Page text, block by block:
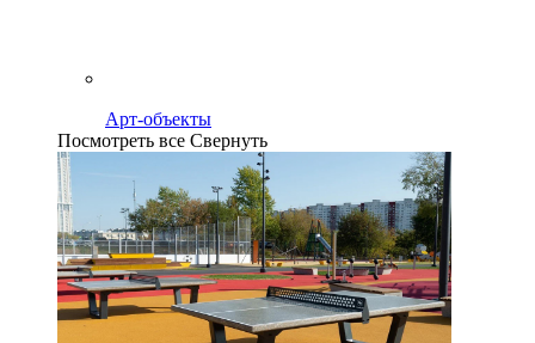
Арт-объекты
Посмотреть все Свернуть